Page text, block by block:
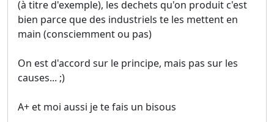
(à titre d'exemple), les dechets qu'on produit c'est
bien parce que des industriels te les mettent en
main (consciemment ou pas)
On est d'accord sur le principe, mais pas sur les
causes... ;)
A+ et moi aussi je te fais un bisous